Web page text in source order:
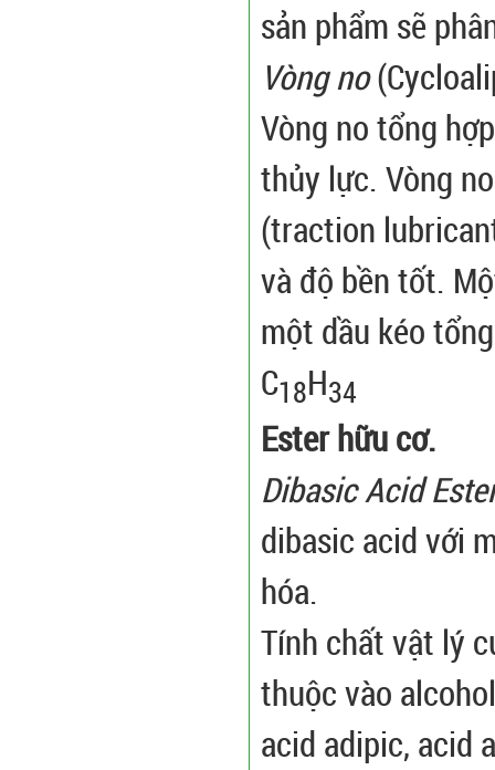
sản phẩm sẽ
Vòng no
Vòng no tổng
thủy lực. Vòng
(traction
và độ bền tốt.
một dầu kéo
C18H34
Ester hữu cơ.
Dibasic Acid
dibasic acid với
hóa.
Tính chất vật lý
thuộc vào
acid adipic, acid